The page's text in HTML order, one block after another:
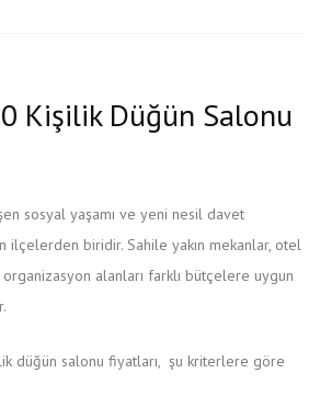
Kişilik Düğün Salonu
sosyal yaşamı ve yeni nesil davet
ilçelerden biridir. Sahile yakın mekanlar, otel
alanları farklı bütçelere uygun
düğün salonu fiyatları, şu kriterlere göre